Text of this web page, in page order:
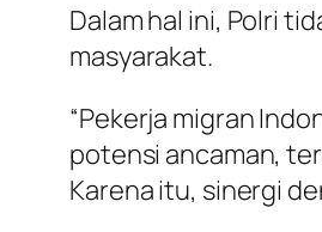
Dalam hal ini, Polri
masyarakat.
“Pekerja migran
potensi ancaman,
Karena itu, sinergi